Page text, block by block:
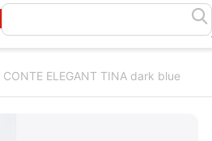
ELEGANT TINA dark blue